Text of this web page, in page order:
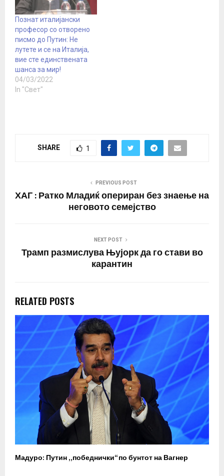
тврдодесничарска
влада во Италија по
Втората светска војна, а
на чело треба да биде
лидртката на
италијанските браќа
Џорџа Мелони, која
воедно…
Познат италијански
професор со отворено
писмо до Путин: Не
лутете и се на Италија,
вие сте единствената
шанса за мир!
04/03/2022
In "Свет"
SHARE 1
PREVIOUS POST
ХАГ : Ратко Младиќ опериран без знаење на
неговото семејство
NEXT POST
Трамп размислува Њујорк да го стави во
карантин
RELATED POSTS
Мадуро: Путин „победнички“ по бунтот на Вагнер